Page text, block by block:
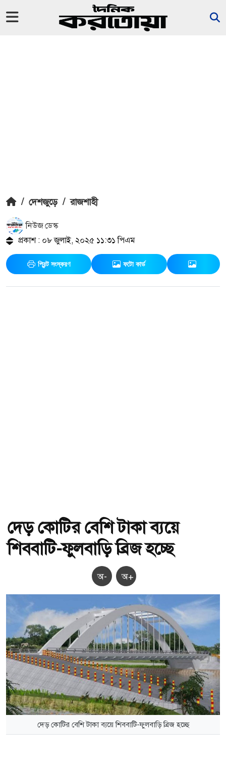
/ দেশজুড়ে / রাজশাহী
নিউজ ডেস্ক
প্রকাশ : ০৮ জুলাই, ২০২৫ ১১:৩১ পিএম
প্রিন্ট সংস্করণ ফটো কার্ড
দেড় কোটির বেশি টাকা ব্যয়ে
শিববাটি-ফুলবাড়ি ব্রিজ হচ্ছে
অ- অ+
দেড় কোটির বেশি টাকা ব্যয়ে শিববাটি-ফুলবাড়ি ব্রিজ হচ্ছে